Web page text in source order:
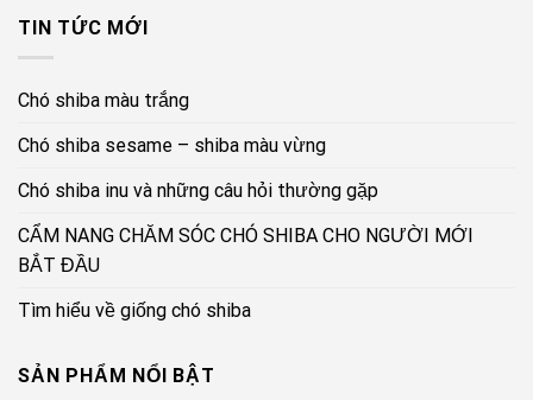
TIN TỨC MỚI
Chó shiba màu trắng
Chó shiba sesame – shiba màu vừng
Chó shiba inu và những câu hỏi thường gặp
CẨM NANG CHĂM SÓC CHÓ SHIBA CHO NGƯỜI MỚI
BẮT ĐẦU
Tìm hiểu về giống chó shiba
SẢN PHẨM NỔI BẬT